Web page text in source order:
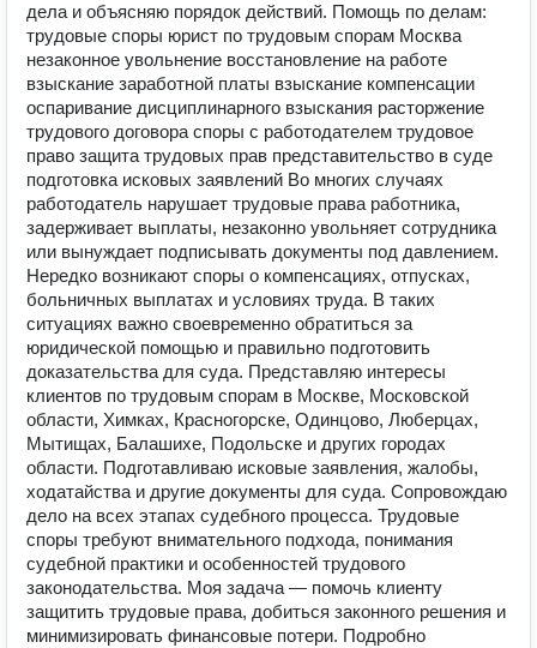
дела и объясняю порядок действий. Помощь по делам:
трудовые споры юрист по трудовым спорам Москва
незаконное увольнение восстановление на работе
взыскание заработной платы взыскание компенсации
оспаривание дисциплинарного взыскания расторжение
трудового договора споры с работодателем трудовое
право защита трудовых прав представительство в суде
подготовка исковых заявлений Во многих случаях
работодатель нарушает трудовые права работника,
задерживает выплаты, незаконно увольняет сотрудника
или вынуждает подписывать документы под давлением.
Нередко возникают споры о компенсациях, отпусках,
больничных выплатах и условиях труда. В таких
ситуациях важно своевременно обратиться за
юридической помощью и правильно подготовить
доказательства для суда. Представляю интересы
клиентов по трудовым спорам в Москве, Московской
области, Химках, Красногорске, Одинцово, Люберцах,
Мытищах, Балашихе, Подольске и других городах
области. Подготавливаю исковые заявления, жалобы,
ходатайства и другие документы для суда. Сопровождаю
дело на всех этапах судебного процесса. Трудовые
споры требуют внимательного подхода, понимания
судебной практики и особенностей трудового
законодательства. Моя задача — помочь клиенту
защитить трудовые права, добиться законного решения и
минимизировать финансовые потери. Подробно